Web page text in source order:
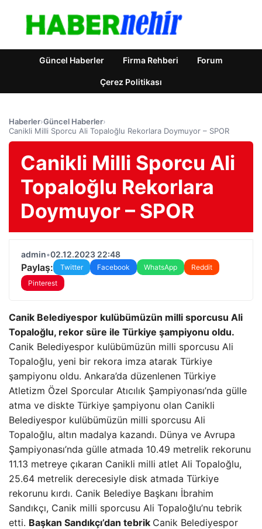
Güncel Haberler Firma Rehberi Forum
Çerez Politikası
Haberler›Güncel Haberler›
Canikli Milli Sporcu Ali Topaloğlu Rekorlara Doymuyor – SPOR
Canikli Milli Sporcu Ali
Topaloğlu Rekorlara
Doymuyor – SPOR
admin•02.12.2023 22:48
Paylaş: Twitter Facebook WhatsApp
Reddit
Pinterest
Canik Belediyespor kulübümüzün milli sporcusu Ali
Topaloğlu, rekor süre ile Türkiye şampiyonu oldu.
Canik Belediyespor kulübümüzün milli sporcusu Ali
Topaloğlu, yeni bir rekora imza atarak Türkiye
şampiyonu oldu. Ankara’da düzenlenen Türkiye
Atletizm Özel Sporcular Atıcılık Şampiyonası’nda gülle
atma ve diskte Türkiye şampiyonu olan Canikli
Belediyespor kulübümüzün milli sporcusu Ali
Topaloğlu, altın madalya kazandı. Dünya ve Avrupa
Şampiyonası’nda gülle atmada 10.49 metrelik rekorunu
11.13 metreye çıkaran Canikli milli atlet Ali Topaloğlu,
25.64 metrelik derecesiyle disk atmada Türkiye
rekorunu kırdı. Canik Belediye Başkanı İbrahim
Sandıkçı, Canik milli sporcusu Ali Topaloğlu’nu tebrik
etti. Başkan Sandıkçı’dan tebrik Canik Belediyespor